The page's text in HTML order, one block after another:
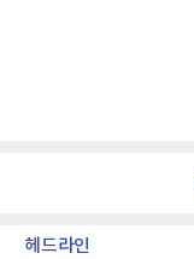
헤드라인